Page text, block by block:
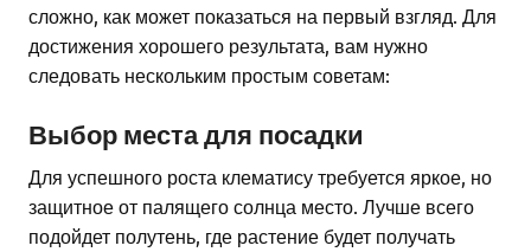
сложно, как может показаться на первый взгляд. Для
достижения хорошего результата, вам нужно
следовать нескольким простым советам:
Выбор места для посадки
Для успешного роста клематису требуется яркое, но
защитное от палящего солнца место. Лучше всего
подойдет полутень, где растение будет получать